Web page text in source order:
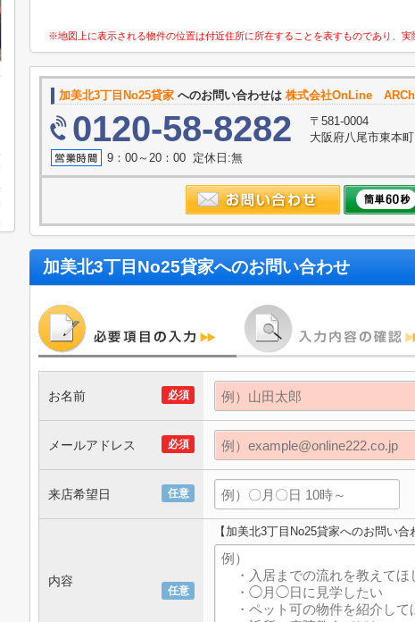
※地図上に表示される物件の位置は付近住所に所在することを表すものであり、実
加美北3丁目No25貸家 へのお問い合わせは 株式会社OnLine
0120-58-8282
〒581-0004
大阪府八尾市東本
9：00～20：00 定休日:無
加美北3丁目No25貸家へのお問い合わせ
必須
お名前
必須
メールアドレス
任意
来店希望日
任意
内容
【加美北3丁目No25貸家へのお問い合